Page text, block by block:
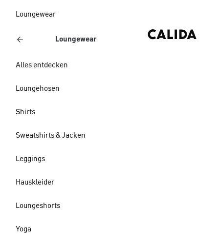
Loungewear
Loungewear
Alles entdecken
Loungehosen
Shirts
Sweatshirts & Jacken
Leggings
Hauskleider
Loungeshorts
Yoga